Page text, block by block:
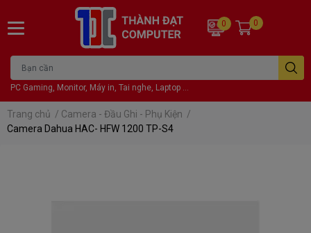
PC Gaming, Monitor, Máy in, Tai nghe, Laptop ...
0 0
Trang chủ / Camera - Đầu Ghi - Phụ Kiện /
Camera Dahua HAC- HFW 1200 TP-S4